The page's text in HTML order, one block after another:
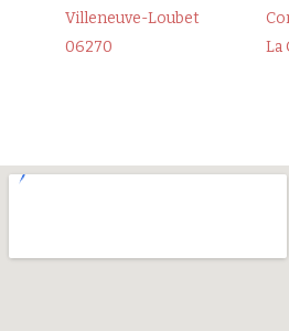
Villeneuve-Loubet
06270
La